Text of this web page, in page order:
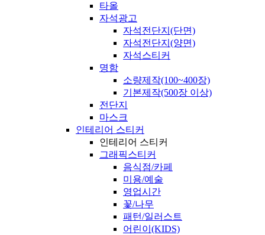
타올
자석광고
자석전단지(단면)
자석전단지(양면)
자석스티커
명함
소량제작(100~400장)
기본제작(500장 이상)
전단지
마스크
인테리어 스티커
인테리어 스티커
그래픽스티커
음식점/카페
미용/예술
영업시간
꽃/나무
패턴/일러스트
어린이(KIDS)